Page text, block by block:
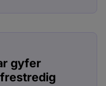
gyfer